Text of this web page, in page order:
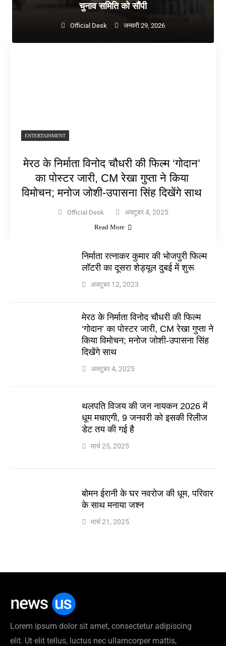
चुनाव समिति को सौंपी
Official Desk जनवरी 29, 2026
ENTERTAINMENT
मेरठ के निर्माता विनोद चौधरी की फिल्म ‘गोदान’
का पोस्टर जारी, CM रेखा गुप्ता ने किया
विमोचन; मनोज जोशी-उपासना सिंह दिखेंगे साथ
Official Desk अक्टूबर 4, 2025
Read More
निर्माता रत्नाकर कुमार की भोजपुरी फिल्म
लॉटरी का दूसरा शेड्यूल दुबई में शुरू
अक्टूबर 12, 2023
मेरठ के निर्माता विनोद चौधरी की फिल्म
‘गोदान’ का पोस्टर जारी, CM रेखा गुप्ता ने
किया विमोचन; मनोज जोशी-उपासना सिंह
दिखेंगे साथ
अक्टूबर 4, 2025
थलपति विजय की जन नायकन 2026 में
धूम मचाएगी, 9 जनवरी को इसकी रिलीज
डेट तय की गई है
मार्च 25, 2025
बोमन ईरानी के घर नवरोज की धूम, परिवार
के साथ मनाया जश्न
मार्च 21, 2025
Lorem ipsum dolor sit amet, consectetur adipiscing
elit. Ut elit tellus, luctus nec ullamcorper mattis,